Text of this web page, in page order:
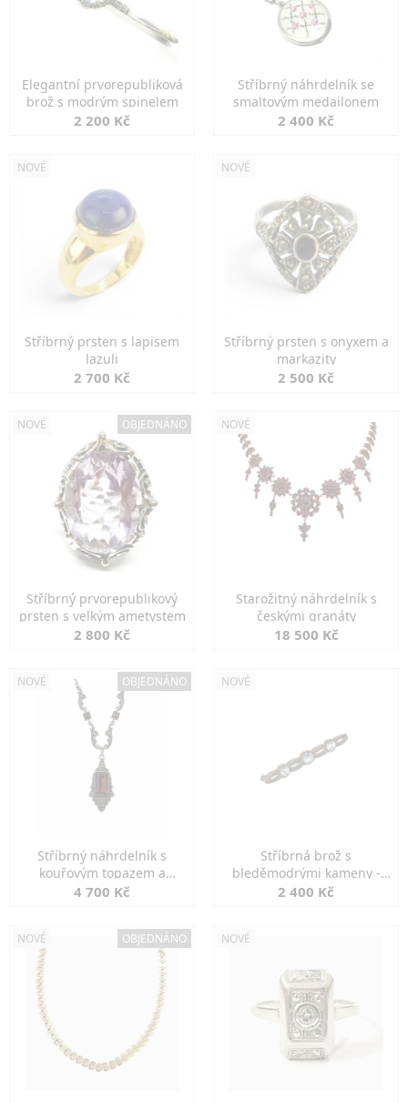
Elegantní prvorepubliková
brož s modrým spinelem
2 200 Kč
Stříbrný náhrdelník se
smaltovým medailonem
2 400 Kč
NOVÉ
Stříbrný prsten s lapisem
lazuli
2 700 Kč
NOVÉ
Stříbrný prsten s onyxem a
markazity
2 500 Kč
NOVÉ OBJEDNÁNO
Stříbrný prvorepublikový
prsten s velkým ametystem
2 800 Kč
NOVÉ
Starožitný náhrdelník s
českými granáty
18 500 Kč
NOVÉ OBJEDNÁNO
Stříbrný náhrdelník s
kouřovým topazem a
markazity
4 700 Kč
NOVÉ
Stříbrná brož s
bleděmodrými kameny -
jemná elegance
2 400 Kč
NOVÉ OBJEDNÁNO NOVÉ